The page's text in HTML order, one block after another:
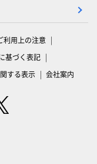
利用上の注意
基づく表記
する表示 会社案内